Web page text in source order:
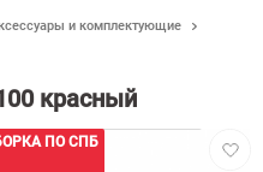
и комплектующие
красный
ПО СПБ